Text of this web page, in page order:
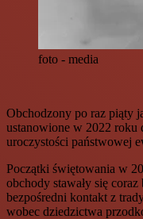
foto - media
Obchodzony po raz piąty
ustanowione w 2022 roku
uroczystości państwowej
Początki świętowania w
obchody stawały się
bezpośredni kontakt z
wobec dziedzictwa